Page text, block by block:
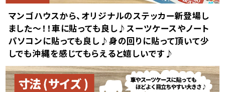
マンゴハウスから、オリジナルのステッカー新登場し
ました～！！車に貼っても良し♪スーツケースやノート
パソコンに貼っても良し♪身の回りに貼って頂いて少
しでも沖縄を感じてもらえると嬉しいです♪